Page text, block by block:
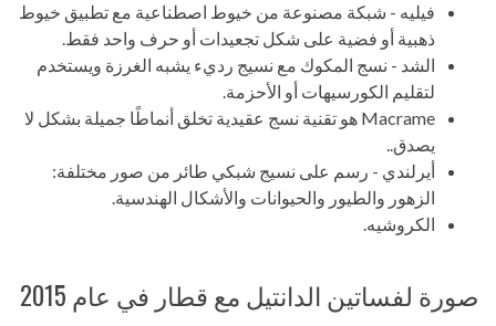
فيليه - شبكة مصنوعة من خيوط اصطناعية مع تطبيق خيوط
ذهبية أو فضية على شكل تجعيدات أو حرف واحد فقط.
الشد - نسج المكوك مع نسيج رديء يشبه الغرزة ويستخدم
لتقليم الكورسيهات أو الأحزمة.
Macrame هو تقنية نسج عقيدية تخلق أنماطًا جميلة بشكل لا
يصدق..
أيرلندي - رسم على نسيج شبكي طائر من صور مختلفة:
الزهور والطيور والحيوانات والأشكال الهندسية.
الكروشيه.
صورة لفساتين الدانتيل مع قطار في عام 2015